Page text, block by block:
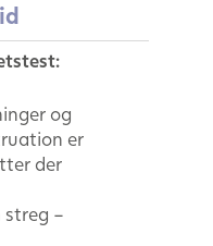
og
er
der
–